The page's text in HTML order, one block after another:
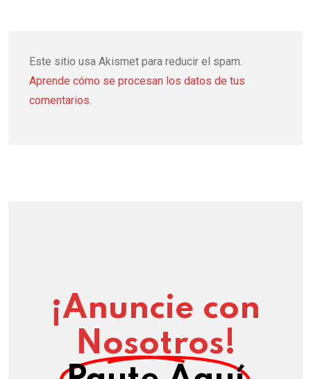
Este sitio usa Akismet para reducir el spam.
Aprende cómo se procesan los datos de tus
comentarios.
¡Anuncie con
Nosotros!